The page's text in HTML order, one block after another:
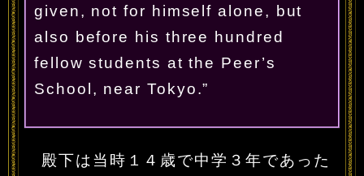
given, not for himself alone, but
also before his three hundred
fellow students at the Peer’s
School, near Tokyo.”
殿下は当時１４歳で中学３年であった